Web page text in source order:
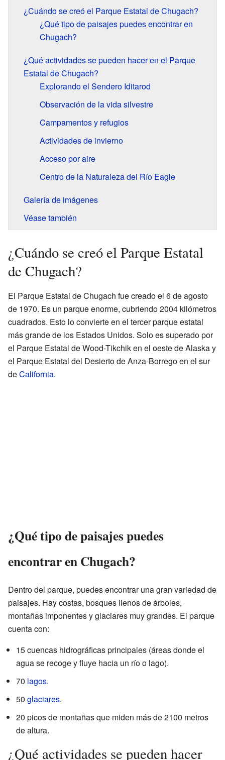
¿Cuándo se creó el Parque Estatal de Chugach?
¿Qué tipo de paisajes puedes encontrar en
Chugach?
¿Qué actividades se pueden hacer en el Parque
Estatal de Chugach?
Explorando el Sendero Iditarod
Observación de la vida silvestre
Campamentos y refugios
Actividades de invierno
Acceso por aire
Centro de la Naturaleza del Río Eagle
Galería de imágenes
Véase también
¿Cuándo se creó el Parque Estatal
de Chugach?
El Parque Estatal de Chugach fue creado el 6 de agosto
de 1970. Es un parque enorme, cubriendo 2004 kilómetros
cuadrados. Esto lo convierte en el tercer parque estatal
más grande de los Estados Unidos. Solo es superado por
el Parque Estatal de Wood-Tikchik en el oeste de Alaska y
el Parque Estatal del Desierto de Anza-Borrego en el sur
deCalifornia.
¿Qué tipo de paisajes puedes
encontrar en Chugach?
Dentro del parque, puedes encontrar una gran variedad de
paisajes. Hay costas, bosques llenos de árboles,
montañas imponentes y glaciares muy grandes. El parque
cuenta con:
15 cuencas hidrográficas principales (áreas donde el
agua se recoge y fluye hacia un río o lago).
70 lagos.
50 glaciares.
20 picos de montañas que miden más de 2100 metros
de altura.
¿Qué actividades se pueden hacer